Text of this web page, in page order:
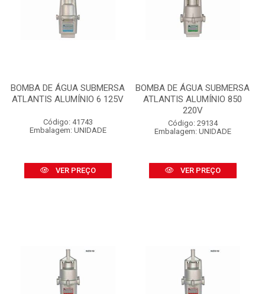
BOMBA DE ÁGUA SUBMERSA
ATLANTIS ALUMÍNIO 6 125V
Código: 41743
Embalagem: UNIDADE
VER PREÇO
BOMBA DE ÁGUA SUBMERSA
ATLANTIS ALUMÍNIO 850
220V
Código: 29134
Embalagem: UNIDADE
VER PREÇO